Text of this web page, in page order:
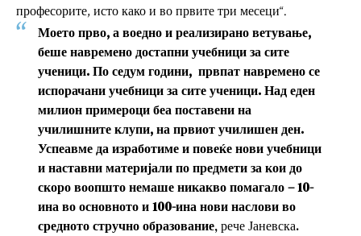
професорите, исто како и во првите три месеци“.
Моето прво, а воедно и реализирано ветување,
беше навремено достапни учебници за сите
ученици. По седум години, првпат навремено се
испорачани учебници за сите ученици. Над еден
милион примероци беа поставени на
училишните клупи, на првиот училишен ден.
Успеавме да изработиме и повеќе нови учебници
и наставни материјали по предмети за кои до
скоро воопшто немаше никакво помагало – 10-
ина во основното и 100-ина нови наслови во
средното стручно образование, рече Јаневска.